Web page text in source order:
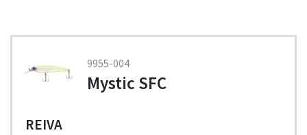
9955-004
Mystic SFC
REIVA